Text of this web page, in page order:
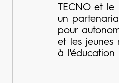
TECNO et le
un
pour
et les jeunes
à l'éducation